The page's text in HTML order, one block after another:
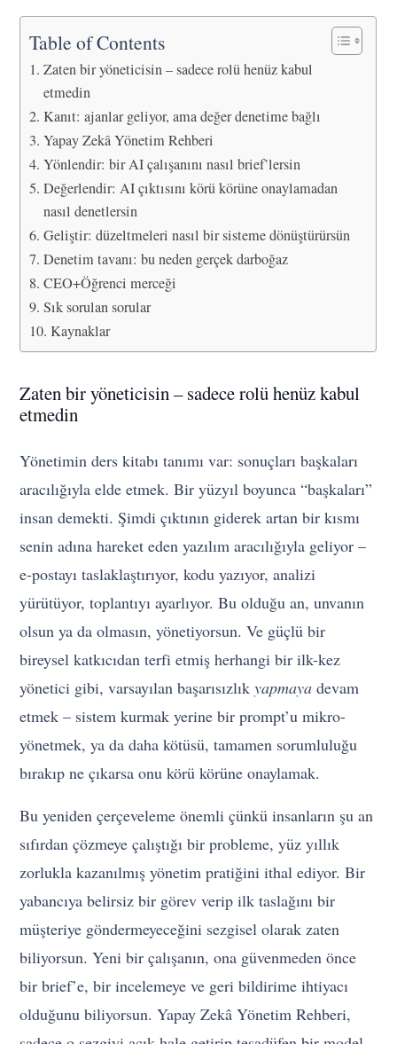
Table of Contents
Zaten bir yöneticisin – sadece rolü henüz kabul
etmedin
Kanıt: ajanlar geliyor, ama değer denetime bağlı
Yapay Zekâ Yönetim Rehberi
Yönlendir: bir AI çalışanını nasıl brief’lersin
Değerlendir: AI çıktısını körü körüne onaylamadan
nasıl denetlersin
Geliştir: düzeltmeleri nasıl bir sisteme dönüştürürsün
Denetim tavanı: bu neden gerçek darboğaz
CEO+Öğrenci merceği
Sık sorulan sorular
Kaynaklar
Zaten bir yöneticisin – sadece rolü henüz kabul
etmedin
Yönetimin ders kitabı tanımı var: sonuçları başkaları
aracılığıyla elde etmek. Bir yüzyıl boyunca “başkaları”
insan demekti. Şimdi çıktının giderek artan bir kısmı
senin adına hareket eden yazılım aracılığıyla geliyor –
e-postayı taslaklaştırıyor, kodu yazıyor, analizi
yürütüyor, toplantıyı ayarlıyor. Bu olduğu an, unvanın
olsun ya da olmasın, yönetiyorsun. Ve güçlü bir
bireysel katkıcıdan terfi etmiş herhangi bir ilk-kez
yönetici gibi, varsayılan başarısızlıkyapmaya devam
etmek – sistem kurmak yerine bir prompt’u mikro-
yönetmek, ya da daha kötüsü, tamamen sorumluluğu
bırakıp ne çıkarsa onu körü körüne onaylamak.
Bu yeniden çerçeveleme önemli çünkü insanların şu an
sıfırdan çözmeye çalıştığı bir probleme, yüz yıllık
zorlukla kazanılmış yönetim pratiğini ithal ediyor. Bir
yabancıya belirsiz bir görev verip ilk taslağını bir
müşteriye göndermeyeceğini sezgisel olarak zaten
biliyorsun. Yeni bir çalışanın, ona güvenmeden önce
bir brief’e, bir incelemeye ve geri bildirime ihtiyacı
olduğunu biliyorsun. Yapay Zekâ Yönetim Rehberi,